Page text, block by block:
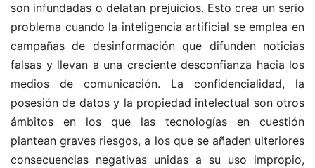
son infundadas o delatan prejuicios. Esto crea un serio
problema cuando la inteligencia artificial se emplea en
campañas de desinformación que difunden noticias
falsas y llevan a una creciente desconfianza hacia los
medios de comunicación. La confidencialidad, la
posesión de datos y la propiedad intelectual son otros
ámbitos en los que las tecnologías en cuestión
plantean graves riesgos, a los que se añaden ulteriores
consecuencias negativas unidas a su uso impropio,